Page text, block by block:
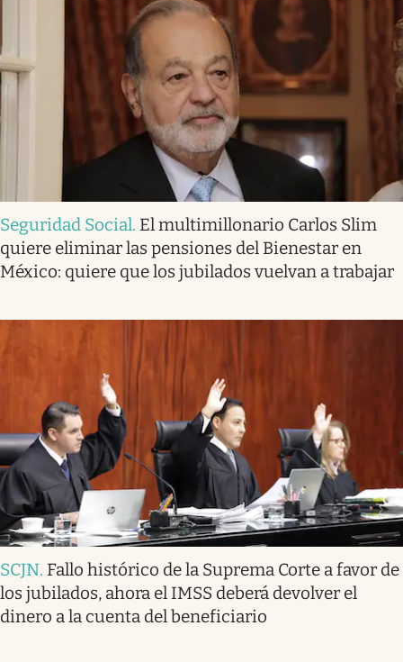
Seguridad Social. El multimillonario Carlos Slim
quiere eliminar las pensiones del Bienestar en
México: quiere que los jubilados vuelvan a trabajar
SCJN. Fallo histórico de la Suprema Corte a favor de
los jubilados, ahora el IMSS deberá devolver el
dinero a la cuenta del beneficiario